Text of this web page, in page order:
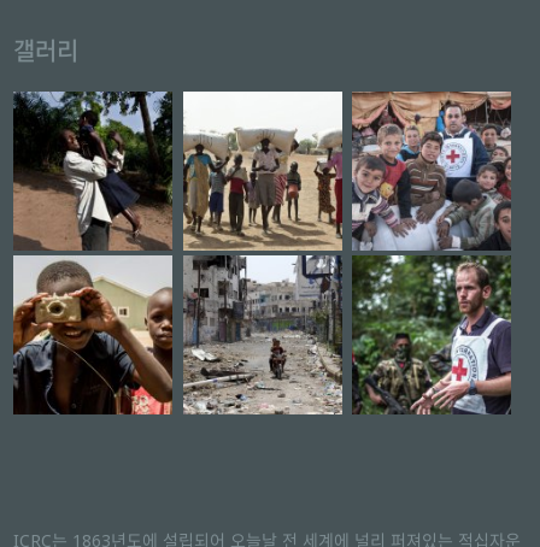
갤러리
ICRC는 1863년도에 설립되어 오늘날 전 세계에 널리 퍼져있는 적십자운